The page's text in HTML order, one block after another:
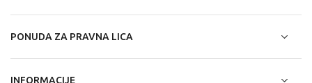
PONUDA ZA PRAVNA LICA
INFORMACIJE